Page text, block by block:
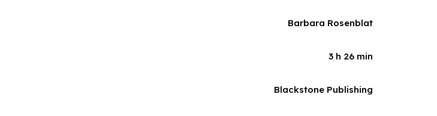
Barbara Rosenblat
3 h 26 min
Blackstone Publishing